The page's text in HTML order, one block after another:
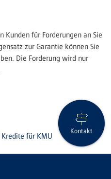
Kunden für Forderungen an Sie
zur Garantie können Sie
Die Forderung wird nur
Kredite für KMU
Kontakt